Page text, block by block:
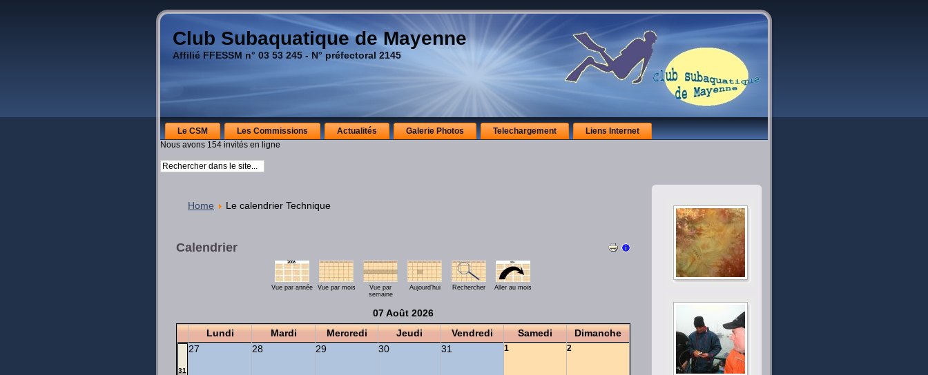
Club Subaquatique de Mayenne
Affilié FFESSM n° 03 53 245 - N° préfectoral 2145
Le CSM Les Commissions Actualités Galerie Photos Telechargement
Liens Internet
Nous avons 154 invités en ligne
Home Le calendrier Technique
Calendrier
Vue par année Vue par mois
Vue par
semaine
Aujourd'hui Rechercher Aller au mois
07 Août 2026
Lundi
Mardi Mercredi Jeudi Vendredi Samedi Dimanche
31
27 28 29 30 31 1 2